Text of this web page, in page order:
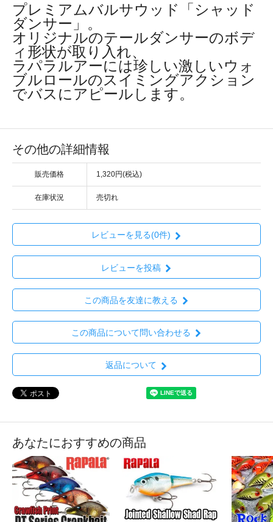
プレミアムバルサウッド「シャッド
ダンサー」。
オリジナルのテールダンサーのボデ
ィ形状が取り入れ、
ラパラルアーには珍しい激しいウォ
ブルロールのスイミングアクション
でバスにアピールします。
その他の詳細情報
販売価格 1,320円(税込)
在庫状況 売切れ
レビューを見る(0件)
レビューを投稿
この商品を友達に教える
この商品について問い合わせる
返品について
あなたにおすすめの商品